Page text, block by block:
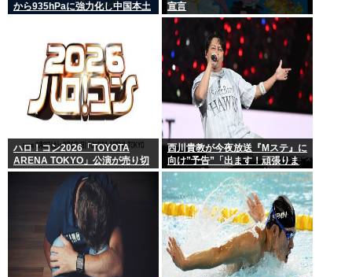
から935hPaに強力化し中国本土
宣言
ハロ！コン2026「TOYOTA
ARENA TOKYO」公演が売り切
れない
西川貴教が今夜放送『Mステ』に
向け”予告”「出ます！頑張りま
す！」「恐らくアレも着ま
す！」期待膨らむ